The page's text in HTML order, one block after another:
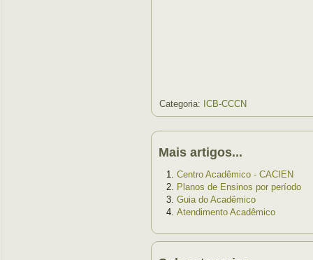
Categoria: ICB-CCCN
Mais artigos...
Centro Acadêmico - CACIEN
Planos de Ensinos por período
Guia do Acadêmico
Atendimento Acadêmico